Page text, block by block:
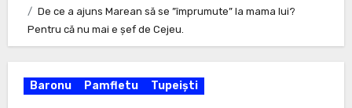
De ce a ajuns Marean să se ”împrumute” la mama lui?
Pentru că nu mai e șef de Cejeu.
Baronu Pamfletu Tupeiști